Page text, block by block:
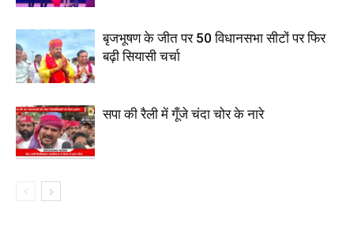
बृजभूषण के जीत पर 50 विधानसभा सीटों पर फिर
बढ़ी सियासी चर्चा
सपा की रैली में गूँजे चंदा चोर के नारे